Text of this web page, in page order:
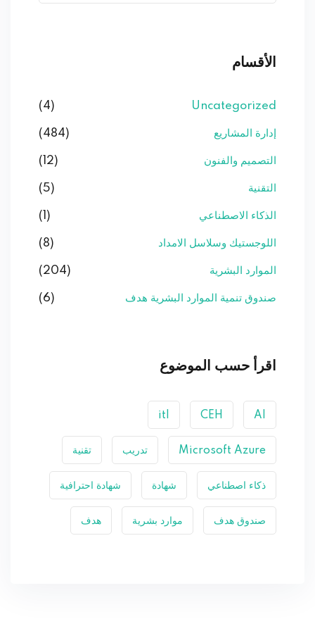
الأقسام
Uncategorized
(4)
إدارة المشاريع (484)
التصميم والفنون (12)
التقنية (5)
الذكاء الاصطناعي (1)
اللوجستيك وسلاسل الامداد (8)
الموارد البشرية (204)
صندوق تنمية الموارد البشرية هدف (6)
اقرأ حسب الموضوع
AI
CEH
itl
Microsoft Azure تدريب تقنية
ذكاء اصطناعي شهادة شهادة احترافية
صندوق هدف موارد بشرية هدف